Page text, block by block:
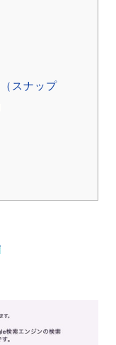
スナップ